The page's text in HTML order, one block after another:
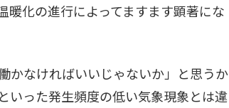
化の進行によってますます顕著にな
かなければいいじゃないか」と思うか
いった発生頻度の低い気象現象とは違